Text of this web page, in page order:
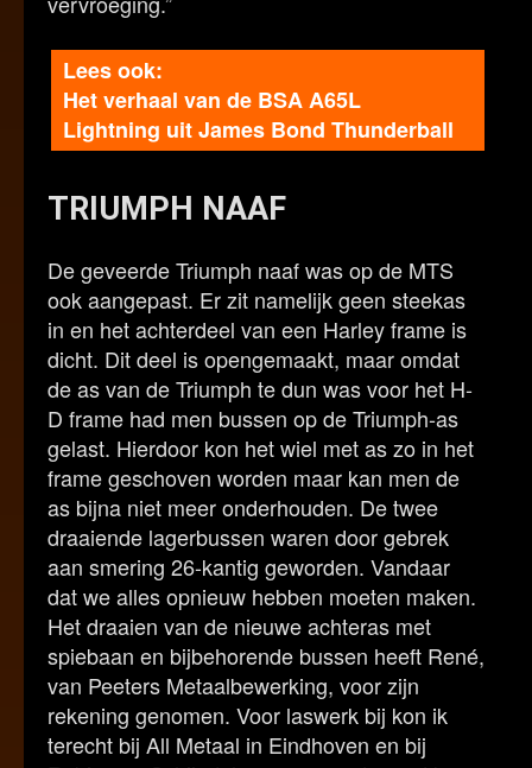
Het verhaal van de BSA A65L
Lightning uit James Bond Thunderball
TRIUMPH NAAF
De geveerde Triumph naaf was op de MTS
ook aangepast. Er zit namelijk geen steekas
in en het achterdeel van een Harley frame is
dicht. Dit deel is opengemaakt, maar omdat
de as van de Triumph te dun was voor het H-
D frame had men bussen op de Triumph-as
gelast. Hierdoor kon het wiel met as zo in het
frame geschoven worden maar kan men de
as bijna niet meer onderhouden. De twee
draaiende lagerbussen waren door gebrek
aan smering 26-kantig geworden. Vandaar
dat we alles opnieuw hebben moeten maken.
Het draaien van de nieuwe achteras met
spiebaan en bijbehorende bussen heeft René,
van Peeters Metaalbewerking, voor zijn
rekening genomen. Voor laswerk bij kon ik
terecht bij All Metaal in Eindhoven en bij